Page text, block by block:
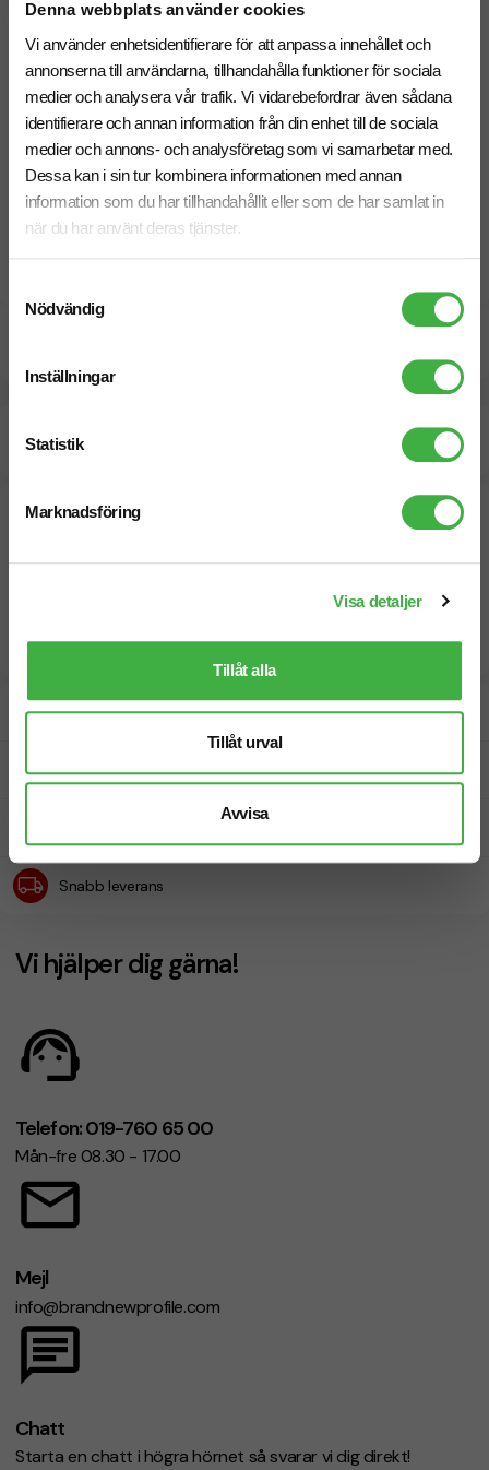
Denna webbplats använder cookies
Vi använder enhetsidentifierare för att anpassa innehållet och
annonserna till användarna, tillhandahålla funktioner för sociala
medier och analysera vår trafik. Vi vidarebefordrar även sådana
identifierare och annan information från din enhet till de sociala
medier och annons- och analysföretag som vi samarbetar med.
Dessa kan i sin tur kombinera informationen med annan
information som du har tillhandahållit eller som de har samlat in
när du har använt deras tjänster.
Nödvändig
Inställningar
Statistik
Marknadsföring
Visa detaljer
Tillåt alla
Tillåt urval
Avvisa
Se hela det aktuella utbudet av gåvor HÄR
Önskar du fler än 50 st? Kontakta oss för en skräddarsydd
offert.
Hemleverans av gåvan kostar 79 kr vilket tillkommer i kassan,
men leverans av gåvokorten till ditt företag ingår.
Gåvokortet kan även skickas direkt till mottagaren via SMS
eller e-post.
Ca 300st produkter att välja mellan
13 Augusti 3 arbetsdagar
Designskiss inom 1 h
Fri offert
Snabb leverans
Vi hjälper dig gärna!
Telefon: 019-760 65 00
Mån-fre 08.30 - 17.00
Mejl
info@brandnewprofile.com
Chatt
Starta en chatt i högra hörnet så svarar vi dig direkt!